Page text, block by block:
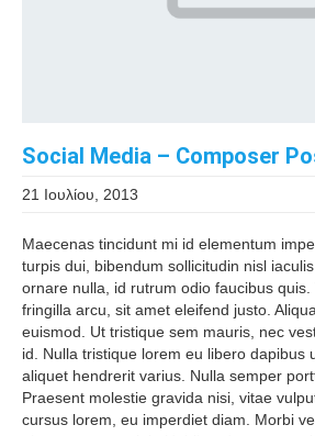
Social Media – Composer
21 Ιουλίου, 2013
Maecenas tincidunt mi id elementum
turpis dui, bibendum sollicitudin nisl
ornare nulla, id rutrum odio faucibus quis.
fringilla arcu, sit amet eleifend justo.
euismod. Ut tristique sem mauris, nec
id. Nulla tristique lorem eu libero dapibus
aliquet hendrerit varius. Nulla semper
Praesent molestie gravida nisi, vitae
cursus lorem, eu imperdiet diam. Morbi